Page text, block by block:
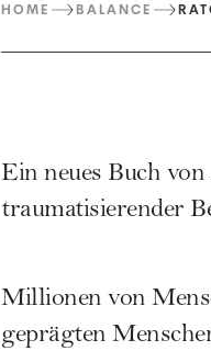
HOME BALANCE
Ein neues Buch
traumatisierender
Millionen von
geprägten